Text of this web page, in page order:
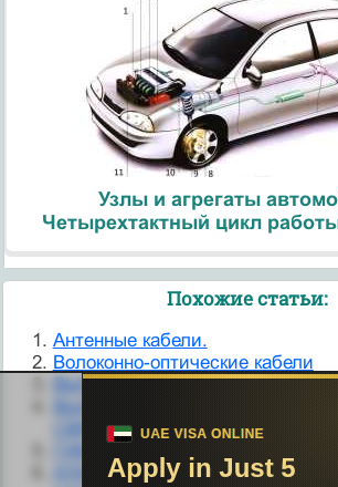
Узлы и агрегаты
Четырехтактный цикл
Похожие статьи:
Антенные кабели.
Волоконно-оптические кабели
ВЫСОКОВОЛЬТНЫЕ КАБЕЛИ
ВЫСОКОЧАСТОТНЫЕ КАБЕЛИ
СВЯЗИ
ГИБКИЕ КАБЕЛИ ВЫСОКОГО
ДЛИТЕЛЬНО ДОПУСТИМЫЕ